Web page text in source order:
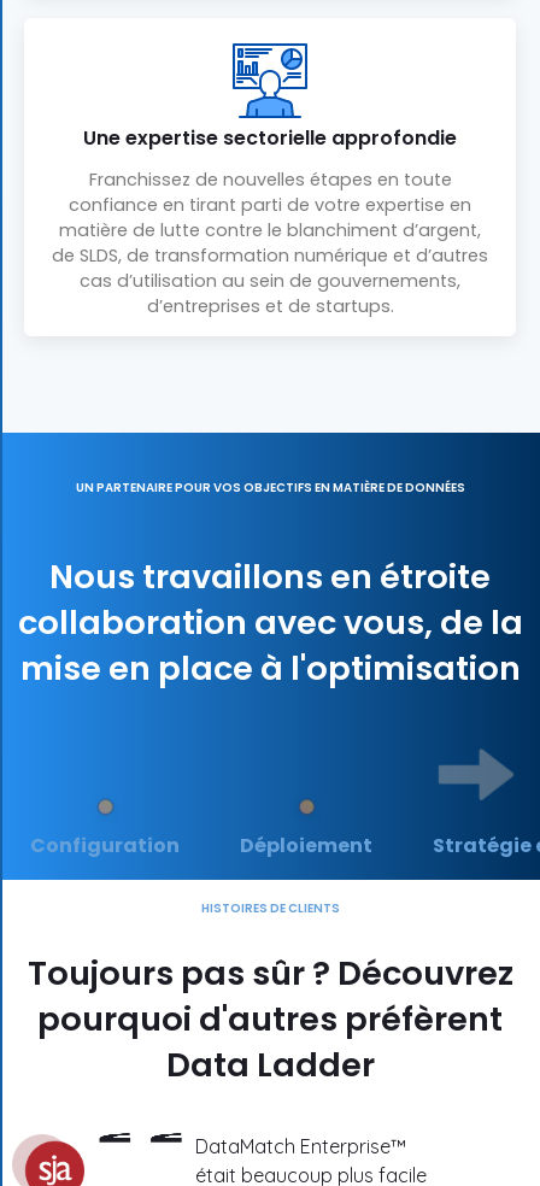
Une expertise sectorielle approfondie
Franchissez de nouvelles étapes en toute
confiance en tirant parti de votre expertise en
matière de lutte contre le blanchiment d’argent,
de SLDS, de transformation numérique et d’autres
cas d’utilisation au sein de gouvernements,
d’entreprises et de startups.
UN PARTENAIRE POUR VOS OBJECTIFS EN MATIÈRE DE DONNÉES
Nous travaillons en étroite
collaboration avec vous, de la
mise en place à l'optimisation
Configuration Déploiement Stratégie
HISTOIRES DE CLIENTS
Toujours pas sûr ? Découvrez
pourquoi d'autres préfèrent
Data Ladder
DataMatch Enterprise™
était beaucoup plus facile